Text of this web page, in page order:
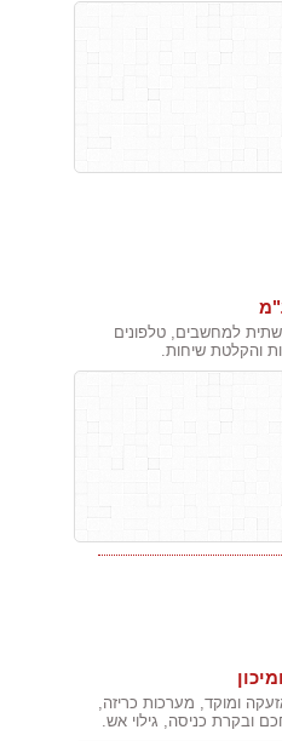
ומוקד, מערכות כריזה,
ובקרת כניסה, גילוי אש.
למחשבים, טלפונים
והקלטת שיחות.